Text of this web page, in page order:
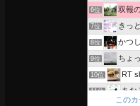
6位 双報
7位 きっといつ
8位 かつ
9位 ちょ
10位 RT
11位 あな
この